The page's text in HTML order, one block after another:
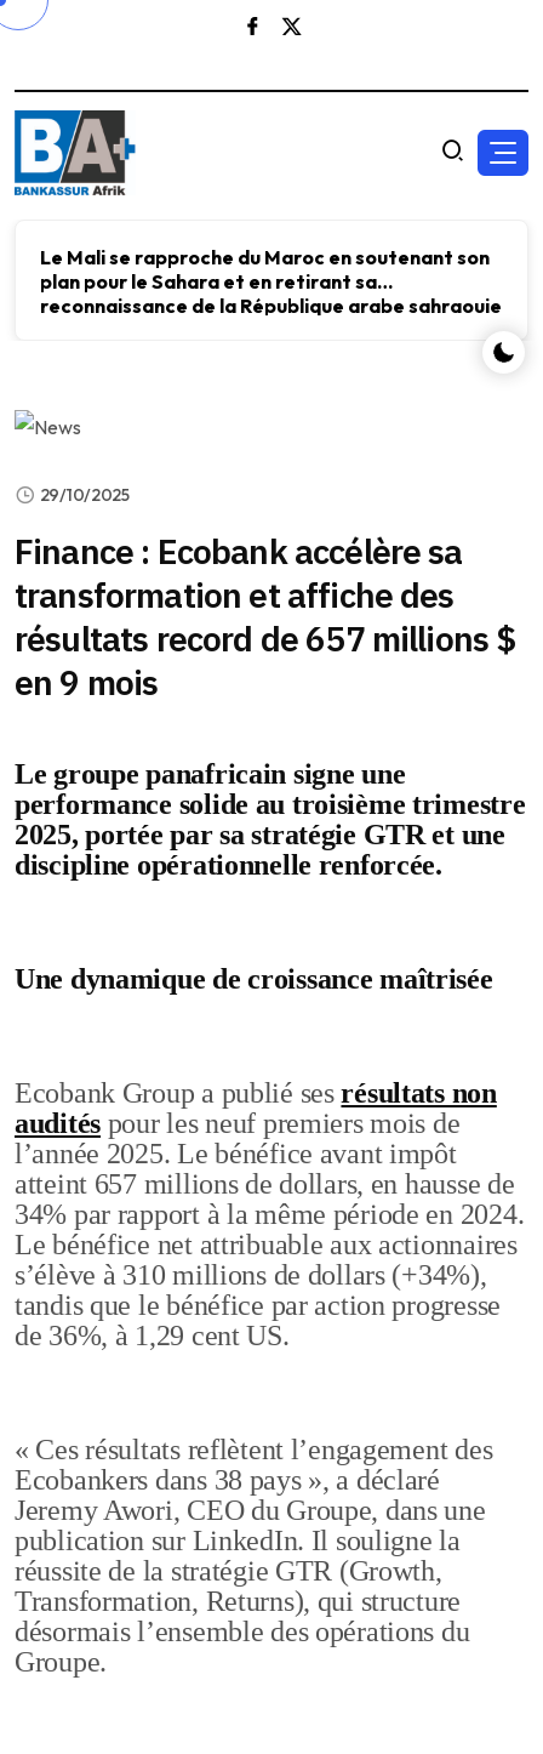
Le Mali se rapproche du Maroc en soutenant son
plan pour le Sahara et en retirant sa
reconnaissance de la République arabe sahraouie
29/10/2025
Finance : Ecobank accélère sa
transformation et affiche des
résultats record de 657 millions $
en 9 mois
Le groupe panafricain signe une
performance solide au troisième trimestre
2025, portée par sa stratégie GTR et une
discipline opérationnelle renforcée.
Une dynamique de croissance maîtrisée
Ecobank Group a publié sesrésultats non
audités pour les neuf premiers mois de
l’année 2025. Le bénéfice avant impôt
atteint 657 millions de dollars, en hausse de
34% par rapport à la même période en 2024.
Le bénéfice net attribuable aux actionnaires
s’élève à 310 millions de dollars (+34%),
tandis que le bénéfice par action progresse
de 36%, à 1,29 cent US.
« Ces résultats reflètent l’engagement des
Ecobankers dans 38 pays », a déclaré
Jeremy Awori, CEO du Groupe, dans une
publication sur LinkedIn. Il souligne la
réussite de la stratégie GTR (Growth,
Transformation, Returns), qui structure
désormais l’ensemble des opérations du
Groupe.